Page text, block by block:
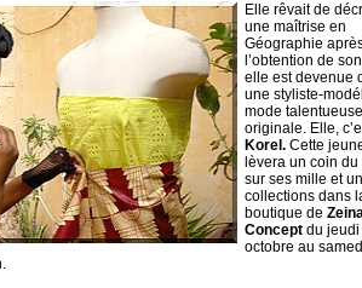
Elle rêvait de
une maîtrise en
Géographie
l’obtention de
elle est devenue
une styliste-
mode
originale. Elle,
Korel. Cette
lèvera un coin du
sur ses mille et
collections dans
boutique de
Concept du jeudi
octobre au